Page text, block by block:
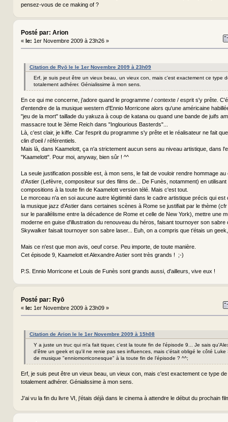
pensez-vous de ce making of ?
Posté par: Arion
« le: 1er Novembre 2009 à 23h26 »
Citation de Ryō le le 1er Novembre 2009 à 23h09
Erf, je suis peut être un vieux beau, un vieux con, mais c'est exactement ce type
totalement adhérer. Génialissime à mon sens.
En ce qui me concerne, j'adore quand le programme / contexte / esprit s'y prête.
d'entendre de la musique western d'Ennio Morricone alors qu'une américaine
"jeu de la mort" taillade du yakuza à coup de katana ou quand une bande de juifs
massacre tout le 3ème Reich dans "Inglourious Basterds"...
Là, c'est clair, je kiffe. Car l'esprit du programme s'y prête et le réalisateur ne fait
clin d'oeil / référentiels.
Mais là, dans Kaamelott, ça n'a strictement aucun sens au niveau artistique, dans
"Kaamelott". Pour moi, anyway, bien sûr ! ^^
La seule justification possible est, à mon sens, le fait de vouloir rendre hommage
d'Astier (Lefèvre, compositeur sur des films de... De Funès, notamment) en utilisant
compositions à la toute fin de Kaamelott version télé. Mais c'est tout.
Le morceau n'a en soi aucune autre légitimité dans le cadre artistique précis qui est
la musique jazz d'Astier dans certaines scènes à Rome se justifiait par le thème
sur le parallélisme entre la décadence de Rome et celle de New York), mettre une
moderne en guise d'illustration du renouveau du héros, faisant tournoyer son sabre
Skywalker faisait tournoyer son sabre laser... Euh, on a compris que t'étais un
Mais ce n'est que mon avis, oeuf corse. Peu importe, de toute manière.
Cet épisode 9, Kaamelott et Alexandre Astier sont très grands ! ;-)
P.S. Ennio Morricone et Louis de Funès sont grands aussi, d'ailleurs, vive eux !
Posté par: Ryō
« le: 1er Novembre 2009 à 23h09 »
Citation de Arion le le 1er Novembre 2009 à 15h08
Y a juste un truc qui m'a fait tiquer, c'est la toute fin de l'épisode 9... Je sais
d'être un geek et qu'il ne renie pas ses influences, mais c'était obligé le côté Luke
de musique "enniomorriconesque" à la toute fin de l'épisode ? ^^;
Erf, je suis peut être un vieux beau, un vieux con, mais c'est exactement ce type
totalement adhérer. Génialissime à mon sens.
J'ai vu la fin du livre VI, j'étais déjà dans le cinema à attendre le début du prochain